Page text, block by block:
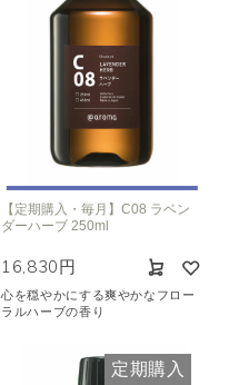
【定期購入・毎月】C08 ラベン
ダーハーブ 250ml
16,830円
心を穏やかにする爽やかなフロー
ラルハーブの香り
定期購入